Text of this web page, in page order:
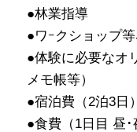
●林業指導
●ワｰクショップ
●体験に必要なオ
メモ帳等）
●宿泊費（2泊3日）
●食費（1日目 昼